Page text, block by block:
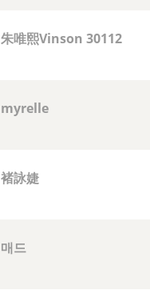
朱唯熙Vinson 30112
myrelle
褚詠婕
매드